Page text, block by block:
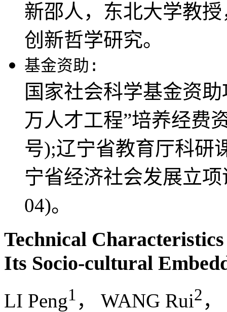
新邵人，东北大学教
创新哲学研究。
基金资助:
国家社会科学基金资
万人才工程”培养经费
号);辽宁省教育厅科研
宁省经济社会发展立
04)。
Technical
Its Socio-cultural
LI Peng1 ， WANG Rui2